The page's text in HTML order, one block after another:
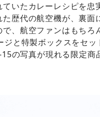
いたカレーレシピを忠
歴代の航空機が、裏面
、航空ファンはもちろ
と特製ボックスをセ
の写真が現れる限定